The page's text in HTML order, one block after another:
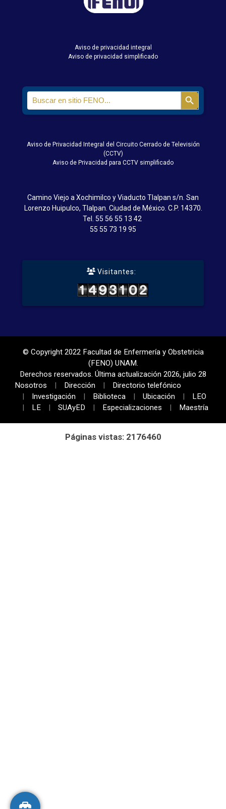
Aviso de privacidad integral
Aviso de privacidad simplificado
Search
for:
Search
Aviso de Privacidad Integral del Circuito Cerrado de Televisión
(CCTV)
Aviso de Privacidad para CCTV simplificado
Camino Viejo a Xochimilco y Viaducto Tlalpan s/n. San
Lorenzo Huipulco, Tlalpan. Ciudad de México. C.P. 14370.
Tel. 55 56 55 13 42
55 55 73 19 95
Visitantes:
© Copyright 2022 Facultad de Enfermería y Obstetricia
(FENO) UNAM.
Derechos reservados. Última actualización 2026, julio 28
Nosotros
Dirección
Directorio telefónico
Investigación
Biblioteca Ubicación
LEO
LE
SUAyED Especializaciones Maestría
Páginas vistas: 2176460